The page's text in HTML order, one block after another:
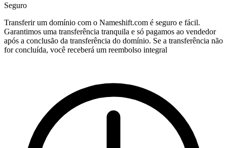
Seguro
Transferir um domínio com o Nameshift.com é seguro e fácil.
Garantimos uma transferência tranquila e só pagamos ao vendedor
após a conclusão da transferência do domínio. Se a transferência não
for concluída, você receberá um reembolso integral